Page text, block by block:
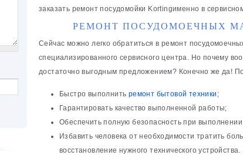
заказать ремонт посудомойки Kortingименно в
РЕМОНТ ПОСУДОМОЕЧНЫХ
Сейчас можно легко обратиться в ремонт
специализированного сервисного центра. Но почему
достаточно выгодным предложением? Конечно же да!
Быстро выполнить ремонт бытовой техники ;
Гарантировать качество выполненной работы;
Обеспечить полную безопасность при
Избавить человека от необходимости тратить
восстановление нужного технического устройства.